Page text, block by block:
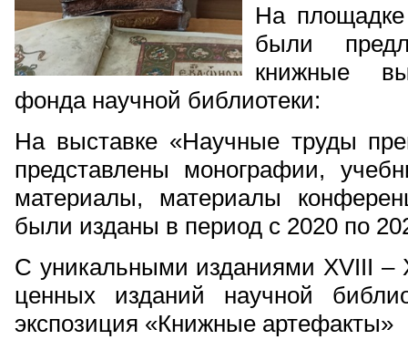
На
были
книжные
фонда научной библиотеки:
На выставке «Научные труды
представлены монографии,
материалы, материалы
были изданы в период с 2020 по
С уникальными изданиями XVIII –
ценных изданий научной
экспозиция «Книжные артефакты»